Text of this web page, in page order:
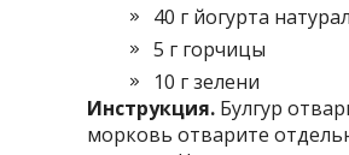
40 г йогурта
5 г горчицы
10 г зелени
Инструкция. Булгур
морковь отварите